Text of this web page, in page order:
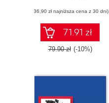
(36,90 zł najniższa cena z 30 dni)
71.91 zł
79.90 zł (-10%)